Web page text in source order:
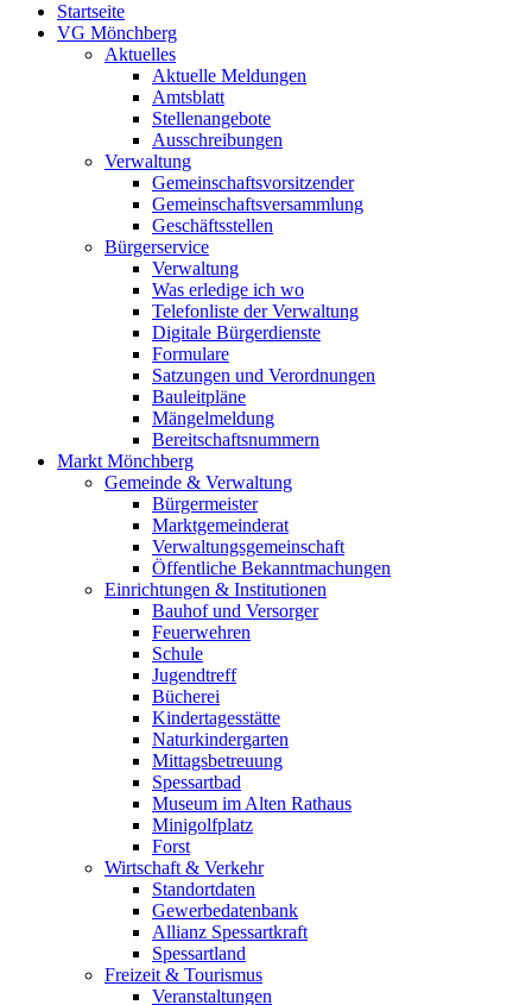
Startseite
VG Mönchberg
Aktuelles
Aktuelle Meldungen
Amtsblatt
Stellenangebote
Ausschreibungen
Verwaltung
Gemeinschaftsvorsitzender
Gemeinschaftsversammlung
Geschäftsstellen
Bürgerservice
Verwaltung
Was erledige ich wo
Telefonliste der Verwaltung
Digitale Bürgerdienste
Formulare
Satzungen und Verordnungen
Bauleitpläne
Mängelmeldung
Bereitschaftsnummern
Markt Mönchberg
Gemeinde & Verwaltung
Bürgermeister
Marktgemeinderat
Verwaltungsgemeinschaft
Öffentliche Bekanntmachungen
Einrichtungen & Institutionen
Bauhof und Versorger
Feuerwehren
Schule
Jugendtreff
Bücherei
Kindertagesstätte
Naturkindergarten
Mittagsbetreuung
Spessartbad
Museum im Alten Rathaus
Minigolfplatz
Forst
Wirtschaft & Verkehr
Standortdaten
Gewerbedatenbank
Allianz Spessartkraft
Spessartland
Freizeit & Tourismus
Veranstaltungen